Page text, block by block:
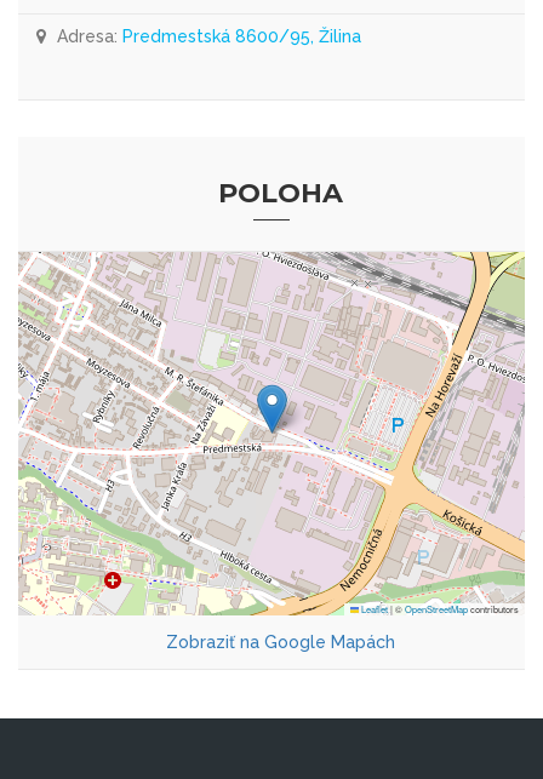
Adresa: Predmestská 8600/95, Žilina
POLOHA
Leaflet|©OpenStreetMapcontributors
Zobraziť na Google Mapách